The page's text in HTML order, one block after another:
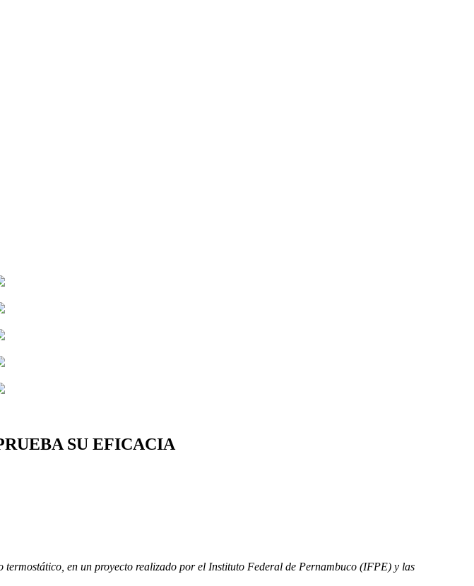
SU EFICACIA
en un proyecto realizado por el Instituto Federal de Pernambuco (IFPE) y las